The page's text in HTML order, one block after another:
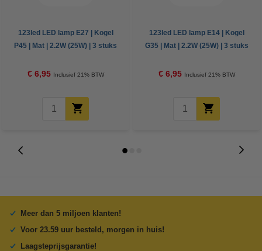
123led LED lamp E27 | Kogel
P45 | Mat | 2.2W (25W) | 3 stuks
€ 6,95 Inclusief 21% BTW
123led LED lamp E14 | Kogel
G35 | Mat | 2.2W (25W) | 3 stuks
€ 6,95 Inclusief 21% BTW
Meer dan 5 miljoen klanten!
Voor 23.59 uur besteld, morgen in huis!
Laagsteprijsgarantie!